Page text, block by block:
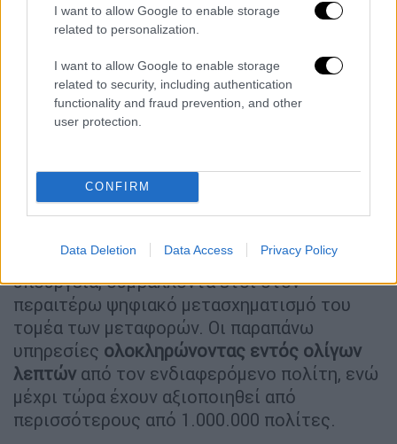
I want to allow Google to enable storage
related to personalization.
I want to allow Google to enable storage
related to security, including authentication
functionality and fraud prevention, and other
user protection.
CONFIRM
Data Deletion Data Access Privacy Policy
παρουσία,τότε υπάρχει η δυνατότητα
εξουσιοδότησης κάποιου αντιπροσώπου
του, προκειμένου να παραλάβει τη νέα άδεια
κυκλοφορίας.
Εντός ολίγων λεπτών η ολοκλήρωση
Η νέα υπηρεσίαέρχεται να προστεθεί σε ένα
σύνολο που ξεπερνά τις 20 ψηφιοποιημένες
τελευταία χρόνια από τα δύο αρμόδια
υπουργεία, συμβάλλοντα έτσι στον
περαιτέρω ψηφιακό μετασχηματισμό του
τομέα των μεταφορών. Οι παραπάνω
υπηρεσίες ολοκληρώνοντας εντός ολίγων
λεπτών από τον ενδιαφερόμενο πολίτη, ενώ
μέχρι τώρα έχουν αξιοποιηθεί από
περισσότερους από 1.000.000 πολίτες.